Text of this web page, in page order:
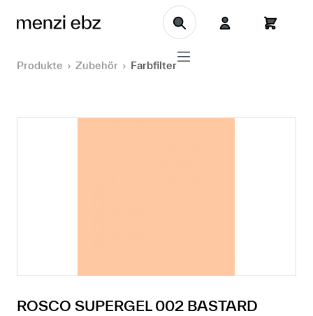
Zum Hauptinhalt springen
Produkte Zubehör Farbfilter
ROSCO SUPERGEL 002 BASTARD